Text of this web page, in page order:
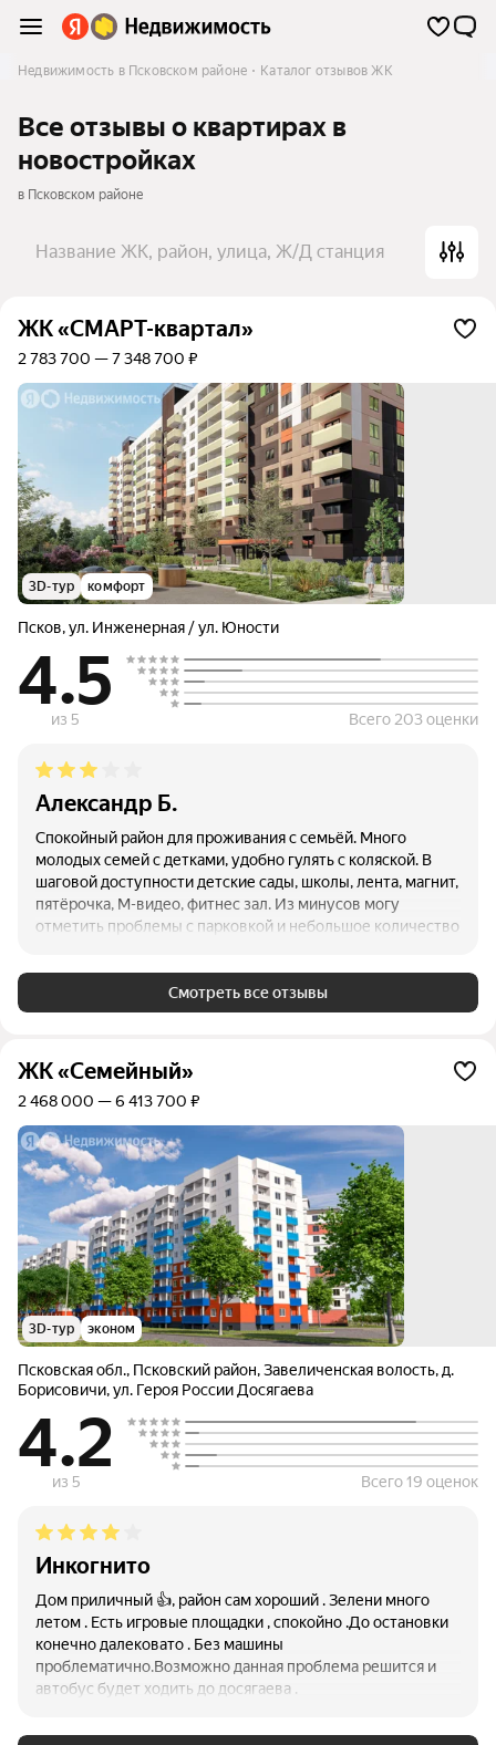
Каталог отзывов ЖК
Недвижимость в Псковском районе
Все отзывы о квартирах в
новостройках
в Псковском районе
Название ЖК, район, улица, Ж/Д станция
ЖК «СМАРТ-квартал»
2 783 700 — 7 348 700 ₽
3D-тур комфорт
Псков,ул. Инженерная / ул. Юности
4.5
из 5 Всего 203 оценки
Александр Б.
Спокойный район для проживания с семьёй. Много
молодых семей с детками, удобно гулять с коляской. В
шаговой доступности детские сады, школы, лента, магнит,
пятёрочка, М-видео, фитнес зал. Из минусов могу
отметить проблемы с парковкой и небольшое количество
Смотреть все отзывы
ЖК «Семейный»
2 468 000 — 6 413 700 ₽
3D-тур эконом
Псковская обл., Псковский район,Завеличенская волость, д.
Борисовичи,ул. Героя России Досягаева
4.2
из 5 Всего 19 оценок
Инкогнито
Дом приличный 👍, район сам хороший . Зелени много
летом . Есть игровые площадки , спокойно .До остановки
конечно далековато . Без машины
проблематично.Возможно данная проблема решится и
автобус будет ходить до досягаева .